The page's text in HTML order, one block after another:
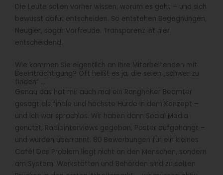
Die Leute sollen vorher wissen, worum es geht – und sich
bewusst dafür entscheiden. So entstehen Begegnungen,
Neugier, sogar Vorfreude. Transparenz ist hier
entscheidend.
Wie kommen Sie eigentlich an Ihre Mitarbeitenden mit
Beeinträchtigung? Oft heißt es ja, die seien „schwer zu
finden“ …
Genau das hat mir auch mal ein Ranghoher Beamter
gesagt als finale und höchste Hürde in dem Konzept –
und ich war sprachlos. Wir haben dann Social Media
genutzt, Radiointerviews gegeben, Poster aufgehängt –
und wurden überrannt. 80 Bewerbungen für ein kleines
Café! Das Problem liegt nicht an den Menschen, sondern
am System. Werkstätten und Behörden sind zu selten